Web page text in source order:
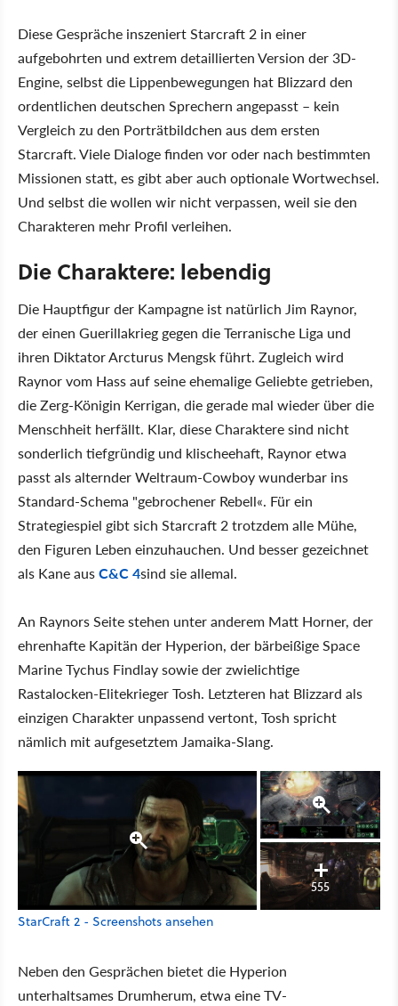
Diese Gespräche inszeniert Starcraft 2 in einer
aufgebohrten und extrem detaillierten Version der 3D-
Engine, selbst die Lippenbewegungen hat Blizzard den
ordentlichen deutschen Sprechern angepasst – kein
Vergleich zu den Porträtbildchen aus dem ersten
Starcraft. Viele Dialoge finden vor oder nach bestimmten
Missionen statt, es gibt aber auch optionale Wortwechsel.
Und selbst die wollen wir nicht verpassen, weil sie den
Charakteren mehr Profil verleihen.
Die Charaktere: lebendig
Die Hauptfigur der Kampagne ist natürlich Jim Raynor,
der einen Guerillakrieg gegen die Terranische Liga und
ihren Diktator Arcturus Mengsk führt. Zugleich wird
Raynor vom Hass auf seine ehemalige Geliebte getrieben,
die Zerg-Königin Kerrigan, die gerade mal wieder über die
Menschheit herfällt. Klar, diese Charaktere sind nicht
sonderlich tiefgründig und klischeehaft, Raynor etwa
passt als alternder Weltraum-Cowboy wunderbar ins
Standard-Schema "gebrochener Rebell«. Für ein
Strategiespiel gibt sich Starcraft 2 trotzdem alle Mühe,
den Figuren Leben einzuhauchen. Und besser gezeichnet
als Kane ausC&C 4sind sie allemal.
An Raynors Seite stehen unter anderem Matt Horner, der
ehrenhafte Kapitän der Hyperion, der bärbeißige Space
Marine Tychus Findlay sowie der zwielichtige
Rastalocken-Elitekrieger Tosh. Letzteren hat Blizzard als
einzigen Charakter unpassend vertont, Tosh spricht
nämlich mit aufgesetztem Jamaika-Slang.
555
StarCraft 2 - Screenshots ansehen
Neben den Gesprächen bietet die Hyperion
unterhaltsames Drumherum, etwa eine TV-